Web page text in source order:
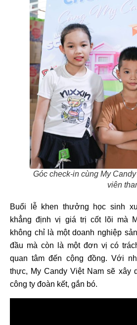
Góc check-in cùng My
viên
Buổi lễ khen thưởng học sinh
khẳng định vị giá trị cốt lõi mà
không chỉ là một doanh nghiệp
đầu mà còn là một đơn vị có
quan tâm đến cộng đồng. Với
thực, My Candy Việt Nam sẽ xây
công ty đoàn kết, gắn bó.